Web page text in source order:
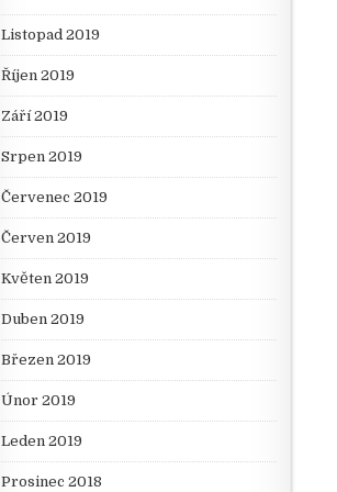
Listopad 2019
Říjen 2019
Září 2019
Srpen 2019
Červenec 2019
Červen 2019
Květen 2019
Duben 2019
Březen 2019
Únor 2019
Leden 2019
Prosinec 2018